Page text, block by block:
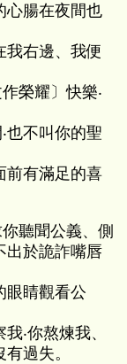
心腸在夜間也
我右邊、我便
榮耀〕快樂‧
也不叫你的聖
前有滿足的喜
聽聞公義、側
出於詭詐嘴唇
眼睛觀看公
‧你熬煉我、
過失。